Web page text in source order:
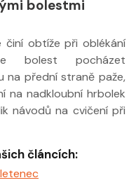
bolestmi
činí obtíže při oblékání
bolest pocházet
na přední straně paže,
na nadkloubní hrbolek
návodů na cvičení při
článcích: